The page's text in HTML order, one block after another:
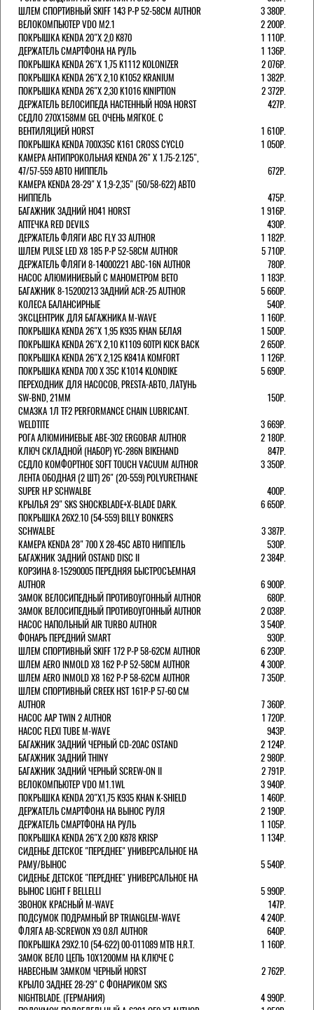
ШЛЕМ СПОРТИВНЫЙ SKIFF 143 Р-Р 52-58СМ AUTHOR
3 380Р.
ВЕЛОКОМПЬЮТЕР VDO M2.1
2 200Р.
ПОКРЫШКА KENDA 20"Х 2,0 K870
1 110Р.
ДЕРЖАТЕЛЬ СМАРТФОНА НА РУЛЬ
1 136Р.
ПОКРЫШКА KENDA 26"Х 1,75 K1112 KOLONIZER
2 076Р.
ПОКРЫШКА KENDA 26"Х 2,10 K1052 KRANIUM
1 382Р.
ПОКРЫШКА KENDA 26"Х 2,30 K1016 KINIPTION
2 372Р.
ДЕРЖАТЕЛЬ ВЕЛОСИПЕДА НАСТЕННЫЙ H09A HORST
427Р.
СЕДЛО 270Х158ММ GEL ОЧЕНЬ МЯГКОЕ. С
ВЕНТИЛЯЦИЕЙ HORST
1 610Р.
ПОКРЫШКА KENDA 700Х35С K161 CROSS CYCLO
1 050Р.
КАМЕРА АНТИПРОКОЛЬНАЯ KENDA 26" Х 1.75-2.125",
47/57-559 АВТО НИППЕЛЬ
672Р.
КАМЕРА KENDA 28-29" Х 1,9-2,35" (50/58-622) АВТО
НИППЕЛЬ
475Р.
БАГАЖНИК ЗАДНИЙ H041 HORST
1 916Р.
АПТЕЧКА RED DEVILS
430Р.
ДЕРЖАТЕЛЬ ФЛЯГИ АВС FLY 33 AUTHOR
1 182Р.
ШЛЕМ PULSE LED X8 185 Р-Р 52-58СМ AUTHOR
5 710Р.
ДЕРЖАТЕЛЬ ФЛЯГИ 8-14000221 ABC-16N AUTHOR
780Р.
НАСОС АЛЮМИНИЕВЫЙ С МАНОМЕТРОМ BETO
1 183Р.
БАГАЖНИК 8-15200213 ЗАДНИЙ ACR-25 AUTHOR
5 660Р.
КОЛЕСА БАЛАНСИРНЫЕ
540Р.
ЭКСЦЕНТРИК ДЛЯ БАГАЖНИКА M-WAVE
1 160Р.
ПОКРЫШКА KENDA 26"Х 1,95 K935 KHAN БЕЛАЯ
1 500Р.
ПОКРЫШКА KENDA 26"Х 2,10 K1109 60TPI KICK BACK
2 650Р.
ПОКРЫШКА KENDA 26"Х 2,125 K841A KOMFORT
1 126Р.
ПОКРЫШКА KENDA 700 Х 35С К1014 KLONDIKE
5 690Р.
ПЕРЕХОДНИК ДЛЯ НАСОСОВ, PRESTA-АВТО, ЛАТУНЬ
SW-BND, 21ММ
150Р.
СМАЗКА 1Л TF2 PERFORMANCE CHAIN LUBRICANT.
WELDTITE
3 669Р.
РОГА АЛЮМИНИЕВЫЕ ABE-302 ERGOBAR AUTHOR
2 180Р.
КЛЮЧ СКЛАДНОЙ (НАБОР) YC-286N BIKEHAND
847Р.
СЕДЛО КОМФОРТНОЕ SOFT TOUCH VACUUM AUTHOR
3 350Р.
ЛЕНТА ОБОДНАЯ (2 ШТ) 26" (20-559) POLYURETHANE
SUPER H.P SCHWALBE
400Р.
КРЫЛЬЯ 29" SKS SHOCKBLADE+X-BLADE DARK.
6 650Р.
ПОКРЫШКА 26X2.10 (54-559) BILLY BONKERS
SCHWALBE
3 387Р.
КАМЕРА KENDA 28" 700 Х 28-45С АВТО НИППЕЛЬ
530Р.
БАГАЖНИК ЗАДНИЙ OSTAND DISC II
2 384Р.
КОРЗИНА 8-15290005 ПЕРЕДНЯЯ БЫСТРОСЪЕМНАЯ
AUTHOR
6 900Р.
ЗАМОК ВЕЛОСИПЕДНЫЙ ПРОТИВОУГОННЫЙ AUTHOR
680Р.
ЗАМОК ВЕЛОСИПЕДНЫЙ ПРОТИВОУГОННЫЙ AUTHOR
2 038Р.
НАСОС НАПОЛЬНЫЙ AIR TURBO AUTHOR
3 540Р.
ФОНАРЬ ПЕРЕДНИЙ SMART
930Р.
ШЛЕМ СПОРТИВНЫЙ SKIFF 172 Р-Р 58-62СМ AUTHOR
6 230Р.
ШЛЕМ AERO INMOLD X8 162 Р-Р 52-58СМ AUTHOR
4 300Р.
ШЛЕМ AERO INMOLD X8 162 Р-Р 58-62СМ AUTHOR
7 350Р.
ШЛЕМ СПОРТИВНЫЙ CREEK HST 161Р-Р 57-60 СМ
AUTHOR
7 360Р.
НАСОС AAP TWIN 2 AUTHOR
1 720Р.
НАСОС FLEXI TUBE M-WAVE
943Р.
БАГАЖНИК ЗАДНИЙ ЧЕРНЫЙ СD-20AC OSTAND
2 124Р.
БАГАЖНИК ЗАДНИЙ THINY
2 980Р.
БАГАЖНИК ЗАДНИЙ ЧЕРНЫЙ SCREW-ON II
2 791Р.
ВЕЛОКОМПЬЮТЕР VDO M1.1WL
3 940Р.
ПОКРЫШКА KENDA 20"Х1,75 K935 KHAN K-SHIELD
1 460Р.
ДЕРЖАТЕЛЬ СМАРТФОНА НА ВЫНОС РУЛЯ
2 190Р.
ДЕРЖАТЕЛЬ СМАРТФОНА НА РУЛЬ
1 105Р.
ПОКРЫШКА KENDA 26"Х 2,00 K878 KRISP
1 134Р.
СИДЕНЬЕ ДЕТСКОЕ "ПЕРЕДНЕЕ" УНИВЕРСАЛЬНОЕ НА
РАМУ/ВЫНОС
5 540Р.
СИДЕНЬЕ ДЕТСКОЕ "ПЕРЕДНЕЕ" УНИВЕРСАЛЬНОЕ НА
ВЫНОС LIGHT F BELLELLI
5 990Р.
ЗВОНОК КРАСНЫЙ M-WAVE
147Р.
ПОДСУМОК ПОДРАМНЫЙ BP TRIANGLEM-WAVE
4 240Р.
ФЛЯГА AB-SCREWON X9 0.8Л AUTHOR
640Р.
ПОКРЫШКА 29X2.10 (54-622) 00-011089 MTB H.R.T.
1 160Р.
ЗАМОК ВЕЛО ЦЕПЬ 10Х1200ММ НА КЛЮЧЕ С
НАВЕСНЫМ ЗАМКОМ ЧЕРНЫЙ HORST
2 762Р.
КРЫЛО ЗАДНЕЕ 28-29" С ФОНАРИКОМ SKS
NIGHTBLADE. (ГЕРМАНИЯ)
4 990Р.